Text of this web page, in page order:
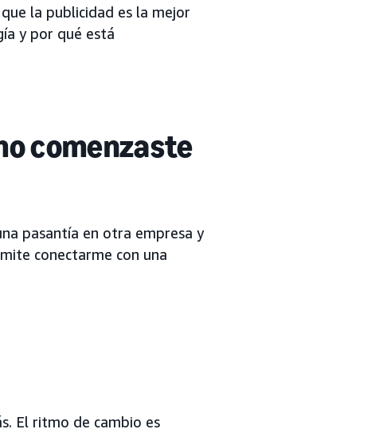
la publicidad es la mejor
y por qué está
comenzaste
pasantía en otra empresa y
conectarme con una
El ritmo de cambio es